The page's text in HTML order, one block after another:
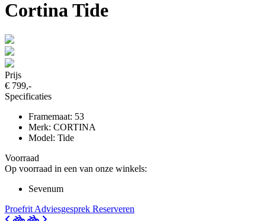
Cortina Tide
Prijs
€ 799,-
Specificaties
Framemaat: 53
Merk: CORTINA
Model: Tide
Voorraad
Op voorraad in een van onze winkels:
Sevenum
Proefrit Adviesgesprek Reserveren